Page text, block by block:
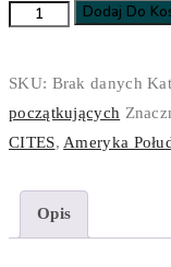
ilość
Dodaj Do
SKU: Brak danych
początkujących
CITES, Ameryka
Opis